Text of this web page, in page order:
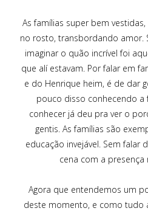
As famílias super bem
no rosto, transbordando amor.
imaginar o quão incrível foi
que alí estavam. Por falar em
e do Henrique heim, é de dar
pouco disso conhecendo a
conhecer já deu pra ver o
gentis. As famílias são
educação invejável. Sem falar
cena com a
Agora que entendemos um
deste momento, e como tudo